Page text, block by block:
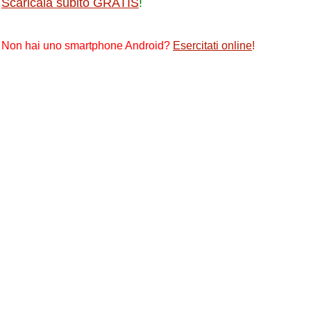
Non hai uno smartphone Android? Esercitati online!